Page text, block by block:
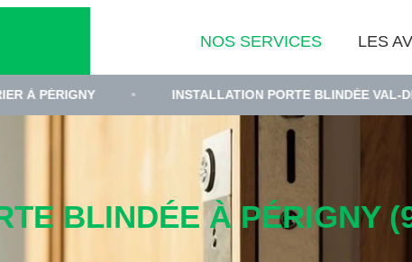
NOS SERVICES LES
• INSTALLATION PORTE BLINDÉE VAL-DE-MARNE
BLINDÉE À PÉRIGNY